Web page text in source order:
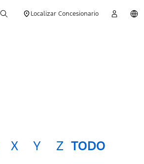
Localizar Concesionario
X Y Z TODO